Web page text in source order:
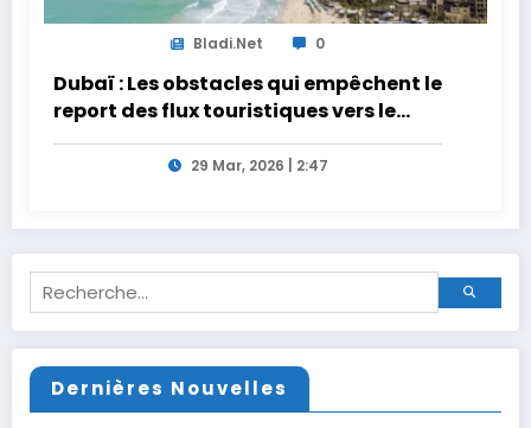
Bladi.net 0
Dubaï : Les obstacles qui empêchent le
report des flux touristiques vers le
Maroc
29 Mar, 2026 | 2:47
Dernières Nouvelles